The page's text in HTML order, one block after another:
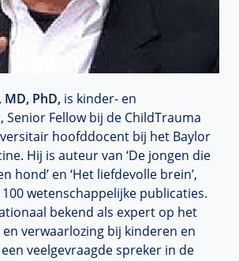
PhD, is kinder- en
Senior Fellow bij de ChildTrauma
hoofddocent bij het Baylor
Hij is auteur van ‘De jongen die
hond’ en ‘Het liefdevolle brein’,
wetenschappelijke publicaties.
bekend als expert op het
verwaarlozing bij kinderen en
veelgevraagde spreker in de